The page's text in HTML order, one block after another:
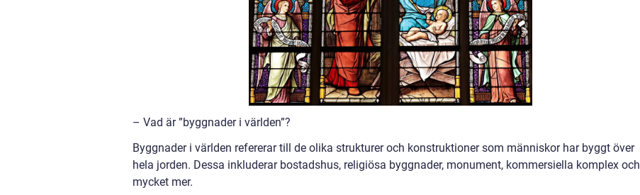
– Vad är ”byggnader i världen”?
Byggnader i världen refererar till de olika strukturer och konstruktioner som människor har byggt över
hela jorden. Dessa inkluderar bostadshus, religiösa byggnader, monument, kommersiella komplex och
mycket mer.